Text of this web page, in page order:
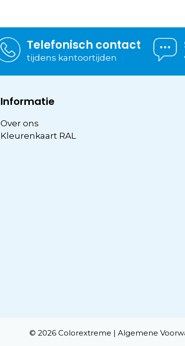
Telefonisch contact
tijdens kantoortijden
Informatie
Over ons
Kleurenkaart RAL
© 2026 Colorextreme | Algemene